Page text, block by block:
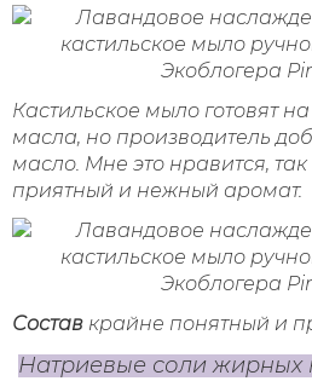
Кастильское мыло готовят
масла, но производитель
масло. Мне это нравится,
приятный и нежный аромат.
Состав крайне понятный и
Натриевые соли жирных